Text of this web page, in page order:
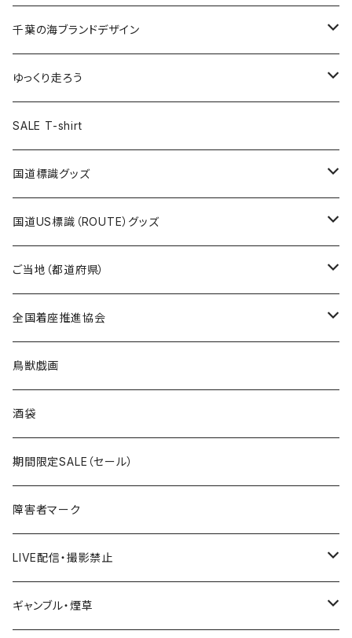
キャップ
トートバッグ
ランチバッグ
エコバッグ
キーホルダー
クリアファイル
缶バッジ
キーホルダー
クリアファイル
缶バッジ54mm
JAGUARさんコラボグッズ
Tシャツ
ステッカー
サコッシュ
ホテルキーホルダー
モーテルキーホルダー
トートバッグ
缶バッジ
クリアファイル
マスク
エコバッグ
千葉ロッテマリーンズコラボ
キャップ
エコバッグ
ステッカー
モーテルキーホルダー
ホテルキーホルダー
トートバッグ
Tシャツ
キャップ
ステッカー
ホテルキーホルダー
千葉の海ブランドデザイン
Tシャツ
キャップ
ステッカー
ゆっくり走ろう
Tシャツ
ステッカー
ホテルキーホルダー
SALE T-shirt
国道標識グッズ
ステッカー
国道0～99号線
国道100～199号線
国道600～699号線
国道700～799号線
Tシャツ
キャップ
国道US標識（ROUTE）グッズ
ステッカー
ROUTE 0～99号線
ROUTE100～199号線
ROUTE600～699号線
ROUTE700～799号線
Tシャツ
ROUTE 0～99号線
ROUTE 100～199号線
ROUTE 600～699号線
キャップ
ROUTE 0～99号線
ROUTE 100～199号線
ご当地（都道府県）
北海道
青森県
岩手県
宮城県
秋田県
Tシャツ
ステッカー
山形県
福島県
全国着座推進協会
ステッカー
鳥獣戯画
酒袋
期間限定SALE（セール）
障害者マーク
LIVE配信・撮影禁止
LIVE配信禁止
ギャンブル・煙草